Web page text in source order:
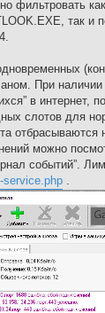
фильтровать
так и
При
в интернет,
слотов для
отбрасываются
можно
событий”.
service.php